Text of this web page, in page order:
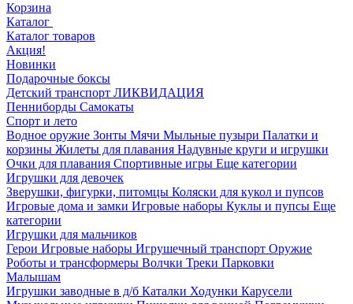
Корзина
Каталог
Каталог товаров
Акция!
Новинки
Подарочные боксы
Детский транспорт ЛИКВИДАЦИЯ
Пенниборды Самокаты
Спорт и лето
Водное оружие Зонты Мячи Мыльные пузыри Палатки и
корзины Жилеты для плавания Надувные круги и игрушки
Очки для плавания Спортивные игры Еще категории
Игрушки для девочек
Зверушки, фигурки, питомцы Коляски для кукол и пупсов
Игровые дома и замки Игровые наборы Куклы и пупсы Еще
категории
Игрушки для мальчиков
Герои Игровые наборы Игрушечный транспорт Оружие
Роботы и трансформеры Волчки Треки Парковки
Малышам
Игрушки заводные в д/б Каталки Ходунки Карусели